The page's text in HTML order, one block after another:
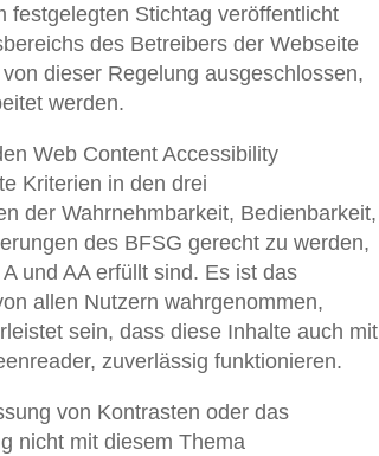
festgelegten Stichtag veröffentlicht
des Betreibers der Webseite
dieser Regelung ausgeschlossen,
werden.
Web Content Accessibility
Kriterien in den drei
der Wahrnehmbarkeit, Bedienbarkeit,
des BFSG gerecht zu werden,
und AA erfüllt sind. Es ist das
allen Nutzern wahrgenommen,
sein, dass diese Inhalte auch mit
zuverlässig funktionieren.
von Kontrasten oder das
nicht mit diesem Thema